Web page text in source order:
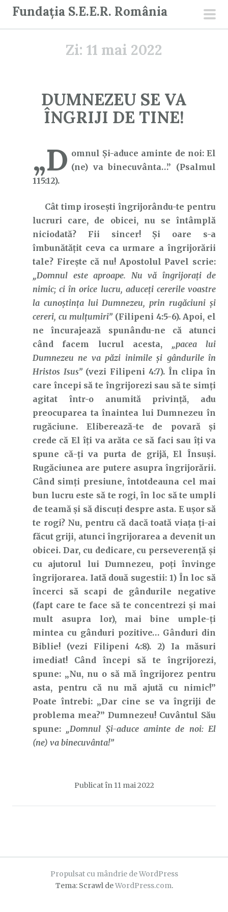
Fundația S.E.E.R. România
Zi: 11 mai 2022
DUMNEZEU SE VA
ÎNGRIJI DE TINE!
„D omnul Şi-aduce aminte de noi: El
(ne) va binecuvânta…” (Psalmul
115:12).
Cât timp irosești îngrijorându-te pentru
lucruri care, de obicei, nu se întâmplă
niciodată? Fii sincer! Și oare s-a
îmbunătățit ceva ca urmare a îngrijorării
tale? Firește că nu! Apostolul Pavel scrie:
„Domnul este aproape. Nu vă îngrijoraţi de
nimic; ci în orice lucru, aduceţi cererile voastre
la cunoştinţa lui Dumnezeu, prin rugăciuni şi
cereri, cu mulţumiri” (Filipeni 4:5-6). Apoi, el
ne încurajează spunându-ne că atunci
când facem lucrul acesta, „pacea lui
Dumnezeu ne va păzi inimile şi gândurile în
Hristos Isus”(vezi Filipeni 4:7). În clipa în
care începi să te îngrijorezi sau să te simți
agitat într-o anumită privință, adu
preocuparea ta înaintea lui Dumnezeu în
rugăciune. Eliberează-te de povară și
crede că El îți va arăta ce să faci sau îți va
spune că-ți va purta de grijă, El Însuși.
Rugăciunea are putere asupra îngrijorării.
Când simți presiune, întotdeauna cel mai
bun lucru este să te rogi, în loc să te umpli
de teamă și să discuți despre asta. E ușor să
te rogi? Nu, pentru că dacă toată viața ți-ai
făcut griji, atunci îngrijorarea a devenit un
obicei. Dar, cu dedicare, cu perseverență și
cu ajutorul lui Dumnezeu, poți învinge
îngrijorarea. Iată două sugestii: 1) În loc să
încerci să scapi de gândurile negative
(fapt care te face să te concentrezi și mai
mult asupra lor), mai bine umple-ți
mintea cu gânduri pozitive… Gânduri din
Biblie! (vezi Filipeni 4:8). 2) Ia măsuri
imediat! Când începi să te îngrijorezi,
spune: „Nu, nu o să mă îngrijorez pentru
asta, pentru că nu mă ajută cu nimic!”
Poate întrebi: „Dar cine se va îngriji de
problema mea?” Dumnezeu! Cuvântul Său
spune: „Domnul Şi-aduce aminte de noi: El
(ne) va binecuvânta!”
Publicat în 11 mai 2022
Propulsat cu mândrie de WordPress
Tema: Scrawl deWordPress.com.